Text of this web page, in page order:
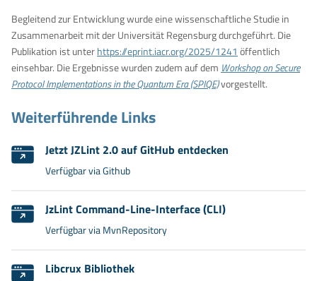
Begleitend zur Entwicklung wurde eine wissenschaftliche Studie in
Zusammenarbeit mit der Universität Regensburg durchgeführt. Die
Publikation ist unterhttps://eprint.iacr.org/2025/1241 öffentlich
einsehbar. Die Ergebnisse wurden zudem auf dem Workshop on Secure
Protocol Implementations in the Quantum Era (SPIQE)vorgestellt.
Weiterführende Links
Jetzt JZLint 2.0 auf GitHub entdecken
Verfügbar via Github
JzLint Command-Line-Interface (CLI)
Verfügbar via MvnRepository
Libcrux Bibliothek